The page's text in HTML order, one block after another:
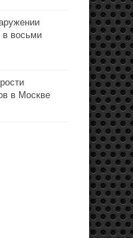
в восьми
в Москве